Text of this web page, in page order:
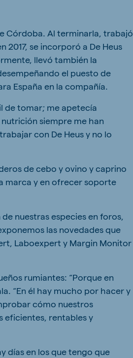
Córdoba. Al terminarla, trabajó
se incorporó a De Heus
llevó también la
el puesto de
España en la compañía.
de tomar; me apetecía
siempre me han
con De Heus y no lo
de cebo y ovino y caprino
marca y en ofrecer soporte
nuestras especies en foros,
las novedades que
Laboexpert y Margin Monitor
rumiantes: “Porque en
“En él hay mucho por hacer y
cómo nuestros
eficientes, rentables y
días en los que tengo que